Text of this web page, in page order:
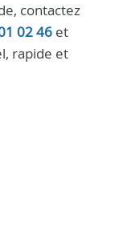
contactez
02 46 et
rapide et